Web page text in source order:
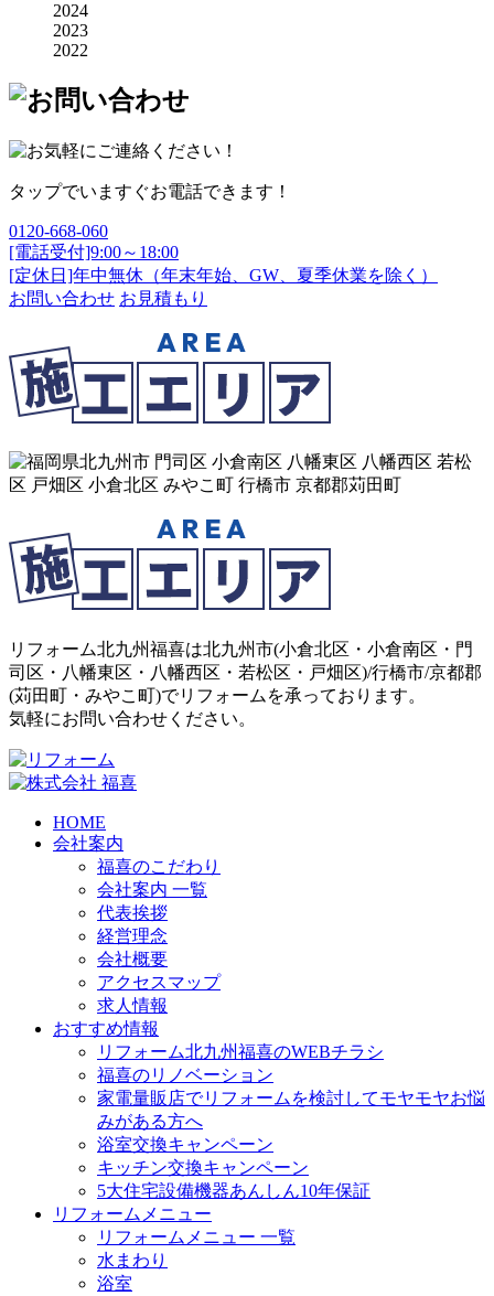
2024
2023
2022
タップでいますぐお電話できます！
0120-668-060
[電話受付]9:00～18:00
[定休日]年中無休（年末年始、GW、夏季休業を除く）
お問い合わせ お見積もり
リフォーム北九州福喜は北九州市(小倉北区 ・ 小倉南区 ・ 門
司区 ・ 八幡東区 ・ 八幡西区 ・ 若松区 ・ 戸畑区)/行橋市/京都郡
(苅田町 ・ みやこ町)でリフォームを承っております。
気軽にお問い合わせください。
HOME
会社案内
福喜のこだわり
会社案内 一覧
代表挨拶
経営理念
会社概要
アクセスマップ
求人情報
おすすめ情報
リフォーム北九州福喜のWEBチラシ
福喜のリノベーション
家電量販店でリフォームを検討してモヤモヤお悩
みがある方へ
浴室交換キャンペーン
キッチン交換キャンペーン
5大住宅設備機器あんしん10年保証
リフォームメニュー
リフォームメニュー 一覧
水まわり
浴室